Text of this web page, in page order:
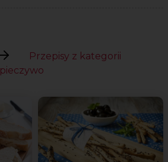
Przepisy z kategorii
pieczywo